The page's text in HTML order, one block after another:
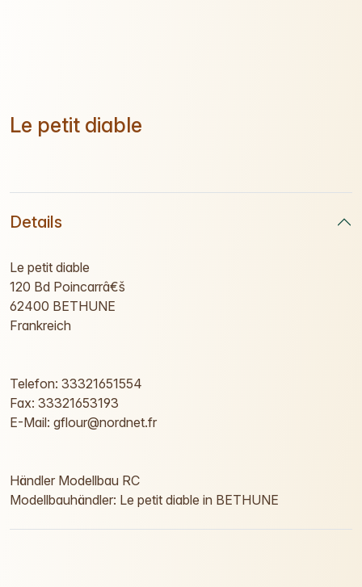
Le petit diable
Details
Le petit diable
120 Bd Poincarrâ€š
62400 BETHUNE
Frankreich
Telefon: 33321651554
Fax: 33321653193
E-Mail: gflour@nordnet.fr
Händler Modellbau RC
Modellbauhändler: Le petit diable in BETHUNE